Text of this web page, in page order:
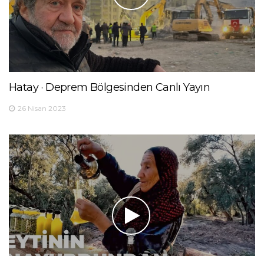
Hatay · Deprem Bölgesinden Canlı Yayın
26 Nisan 2023